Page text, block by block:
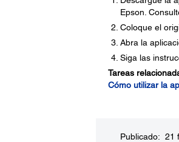
Epson.
Coloque el
Abra la
Siga las
Tareas
Cómo utilizar la
Publicado: 21